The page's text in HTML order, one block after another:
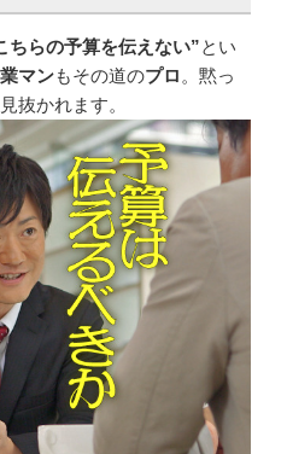
ちらの予算を伝えない”とい
マンもその道のプロ 。黙っ
抜かれます。